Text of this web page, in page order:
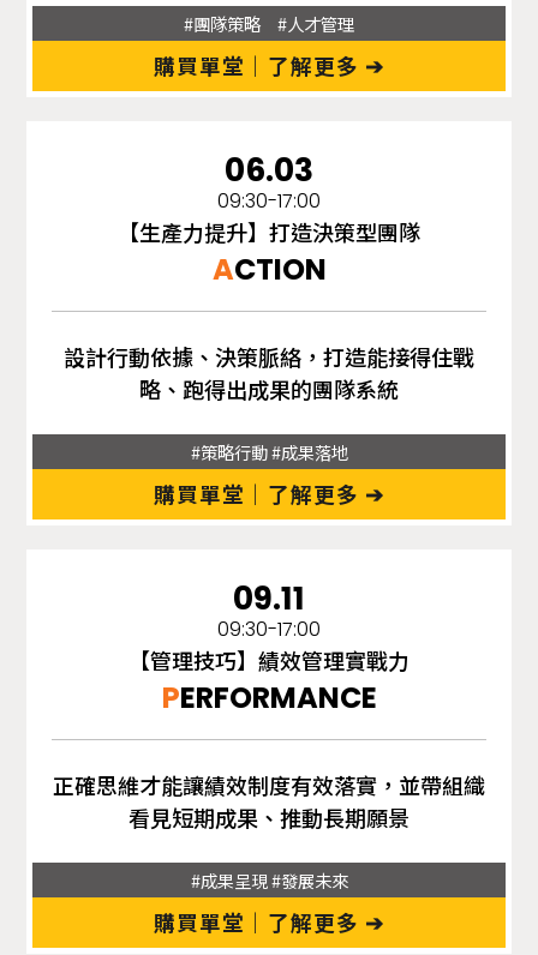
#團隊策略 #人才管理
購買單堂｜了解更多 ➔
06.03
09:30-17:00
【生產力提升】打造決策型團隊
ACTION
設計行動依據、決策脈絡，打造能接得住戰
略、跑得出成果的團隊系統
#策略行動 #成果落地
購買單堂｜了解更多 ➔
09.11
09:30-17:00
【管理技巧】績效管理實戰力
PERFORMANCE
正確思維才能讓績效制度有效落實，並帶組織
看見短期成果、推動長期願景
#成果呈現 #發展未來
購買單堂｜了解更多 ➔